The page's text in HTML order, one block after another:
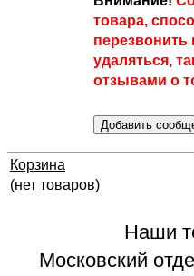
товара,
перезвонить
удаляться,
отзывами о
Корзина
(нет товаров)
Наши
Московский